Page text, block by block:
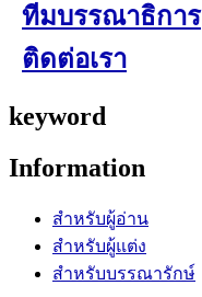
ทีมบรรณาธิการ
ติดต่อเรา
keyword
Information
สำหรับผู้อ่าน
สำหรับผู้แต่ง
สำหรับบรรณารักษ์